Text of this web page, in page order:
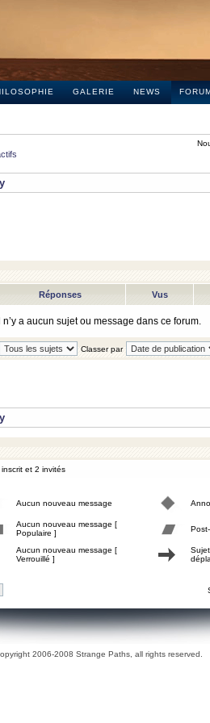
GALERIE NEWS
Réponses Vus
Il n’y a aucun sujet ou message dans ce forum.
Classer par
et 2 invités
Aucun nouveau message
Aucun nouveau message [
Populaire ]
Aucun nouveau message [
Verrouillé ]
Sujet
2006-2008 Strange Paths, all rights reserved.